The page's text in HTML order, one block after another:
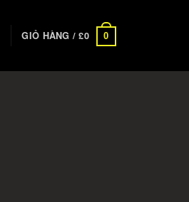
GIỎ HÀNG /£0 0